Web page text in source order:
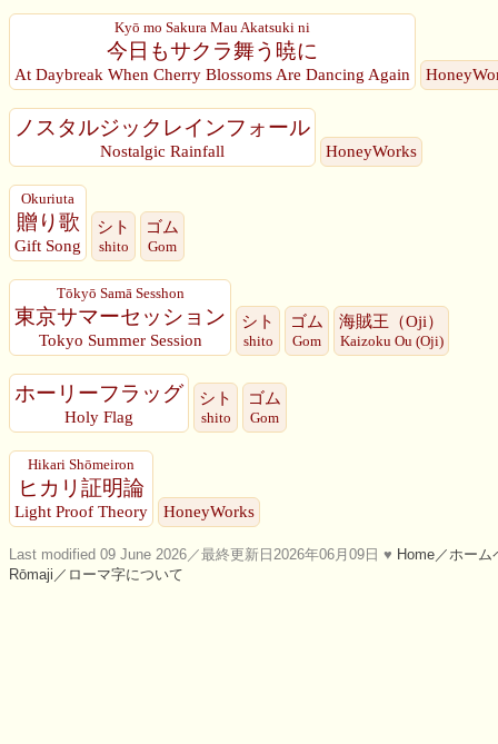
Kyō mo Sakura Mau Akatsuki ni
今日もサクラ舞う暁に
At Daybreak When Cherry Blossoms Are Dancing Again
ノスタルジックレインフォール
Nostalgic Rainfall HoneyWorks
Okuriuta
贈り歌
Gift Song
シト
shito
ゴム
Gom
Tōkyō Samā Sesshon
東京サマーセッション
Tokyo Summer Session
シト
shito
ゴム
Gom
海賊王（Oji）
Kaizoku Ou (Oji)
ホーリーフラッグ
Holy Flag
シト
shito
ゴム
Gom
Hikari Shōmeiron
ヒカリ証明論
Light Proof Theory HoneyWorks
Last modified 09 June 2026／最終更新日2026年06月09日 ♥ Home／ホーム
Rōmaji／ローマ字について